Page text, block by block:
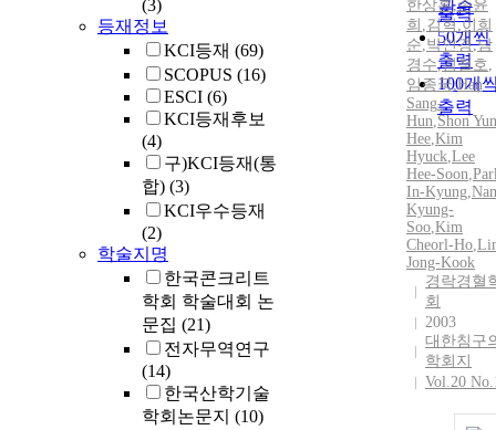
(3)
등재정보
KCI등재 (69)
SCOPUS (16)
ESCI (6)
KCI등재후보
(4)
구)KCI등재(통
합) (3)
KCI우수등재
(2)
학술지명
한국콘크리트
학회 학술대회 논
문집 (21)
전자무역연구
(14)
한국산학기술
학회논문지 (10)
관순
출력
50개씩
출력
100개
출력
한상훈,손윤
희 ,김혁,이희
순,박인경,남
경수,김철호,
임종국,Han
Sang-
Hun,Shon
Hee,Kim
Hyuck,Lee
Hee-Soon,
In-Kyung,
Kyung-
Soo,Kim
Cheorl-Ho,
Jong-Kook
경락경혈
회
2003
대한침구
학회지
Vol.20